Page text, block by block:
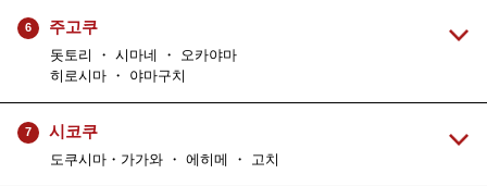
6 주고쿠
돗토리 ・ 시마네 ・ 오카야마
히로시마 ・ 야마구치
7 시코쿠
도쿠시마・가가와 ・ 에히메 ・ 고치